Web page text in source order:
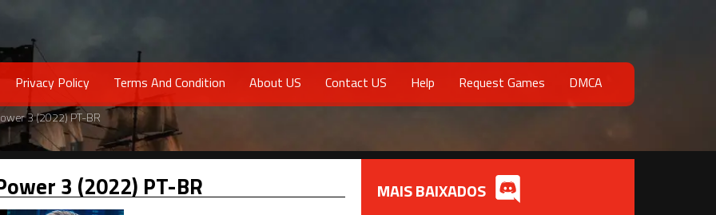
Privacy Policy Terms And Condition About US Contact US Help Request Games DMCA
3 (2022) PT-BR
3 (2022) PT-BR MAIS BAIXADOS